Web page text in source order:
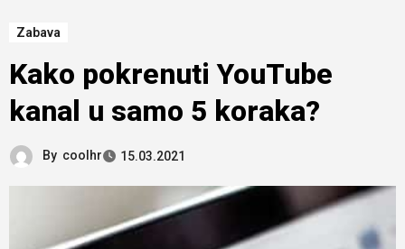
Zabava
Kako pokrenuti YouTube
kanal u samo 5 koraka?
By coolhr 15.03.2021